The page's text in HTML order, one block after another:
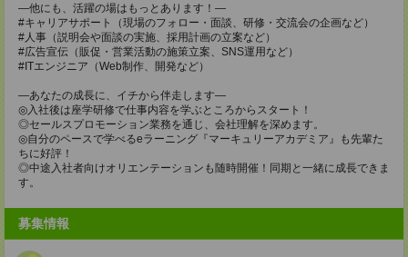
―他にも、活躍の場はもっとあります！―
#キャリアサポート（現場のフォロー・面談、研修・交流会の企画など）
#人事（説明会や面談の実施、採用計画の立案など）
#広告宣伝（販促・営業活動の施策立案、SNS運用など）
#ITエンジニア（Web制作、開発など）
―あなたの成長に、イチから伴走します―
◎入社後は座学研修で仕事内容を学ぶところからスタート！
◎セールスプロモーション業務を通じ、会社理解を深めます。
◎自分のペースで学べるeラーニング『マーキュリーアカデミア』も先輩た
ちに好評！
◎中途入社者向けオリエンテーションも随時開催！同期と一緒に成長できま
す。
募集情報